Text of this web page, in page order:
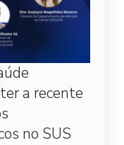
a recente
no SUS